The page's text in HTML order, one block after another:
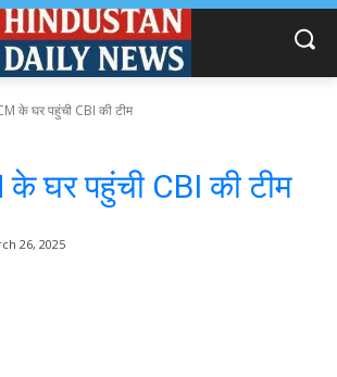
के घर पहुंची CBI की टीम
के घर पहुंची CBI की टीम
26, 2025